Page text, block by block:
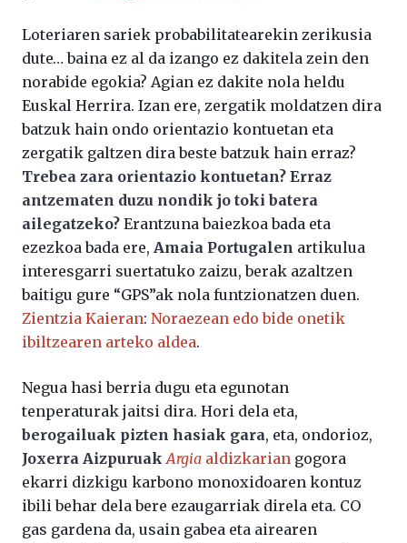
Loteriaren sariek probabilitatearekin zerikusia
dute… baina ez al da izango ez dakitela zein den
norabide egokia? Agian ez dakite nola heldu
Euskal Herrira. Izan ere, zergatik moldatzen dira
batzuk hain ondo orientazio kontuetan eta
zergatik galtzen dira beste batzuk hain erraz?
Trebea zara orientazio kontuetan? Erraz
antzematen duzu nondik jo toki batera
ailegatzeko? Erantzuna baiezkoa bada eta
ezezkoa bada ere, Amaia Portugalen artikulua
interesgarri suertatuko zaizu, berak azaltzen
baitigu gure “GPS”ak nola funtzionatzen duen.
Zientzia Kaieran: Noraezean edo bide onetik
ibiltzearen arteko aldea.
Negua hasi berria dugu eta egunotan
tenperaturak jaitsi dira. Hori dela eta,
berogailuak pizten hasiak gara, eta, ondorioz,
Joxerra AizpuruakArgia aldizkarian gogora
ekarri dizkigu karbono monoxidoaren kontuz
ibili behar dela bere ezaugarriak direla eta. CO
gas gardena da, usain gabea eta airearen